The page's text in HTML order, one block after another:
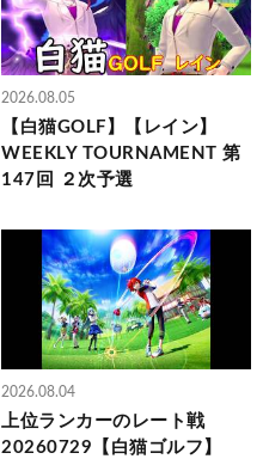
2026.08.05
【白猫GOLF】【レイン】
WEEKLY TOURNAMENT 第
147回 ２次予選
2026.08.04
上位ランカーのレート戦
20260729【白猫ゴルフ】